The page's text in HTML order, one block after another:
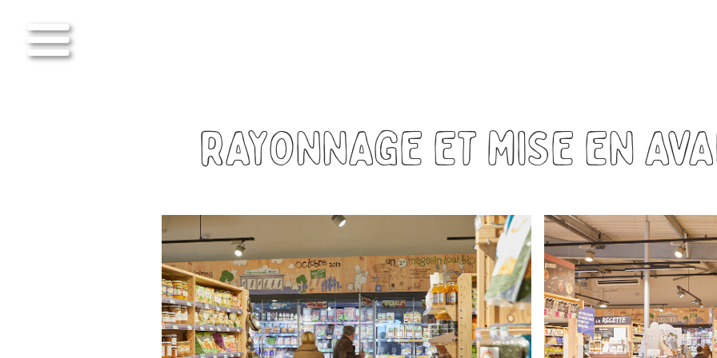
Rayonnage et mise en